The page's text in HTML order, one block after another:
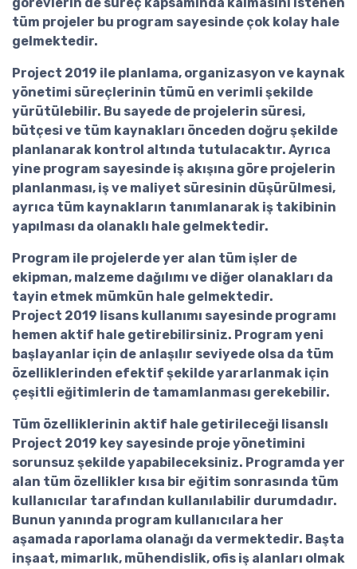
tüm projeler bu program sayesinde çok kolay hale
gelmektedir.
Project 2019 ile planlama, organizasyon ve kaynak
yönetimi süreçlerinin tümü en verimli şekilde
yürütülebilir. Bu sayede de projelerin süresi,
bütçesi ve tüm kaynakları önceden doğru şekilde
planlanarak kontrol altında tutulacaktır. Ayrıca
yine program sayesinde iş akışına göre projelerin
planlanması, iş ve maliyet süresinin düşürülmesi,
ayrıca tüm kaynakların tanımlanarak iş takibinin
yapılması da olanaklı hale gelmektedir.
Program ile projelerde yer alan tüm işler de
ekipman, malzeme dağılımı ve diğer olanakları da
tayin etmek mümkün hale gelmektedir.
Project 2019 lisans kullanımı sayesinde programı
hemen aktif hale getirebilirsiniz. Program yeni
başlayanlar için de anlaşılır seviyede olsa da tüm
özelliklerinden efektif şekilde yararlanmak için
çeşitli eğitimlerin de tamamlanması gerekebilir.
Tüm özelliklerinin aktif hale getirileceği lisanslı
Project 2019 key sayesinde proje yönetimini
sorunsuz şekilde yapabileceksiniz. Programda yer
alan tüm özellikler kısa bir eğitim sonrasında tüm
kullanıcılar tarafından kullanılabilir durumdadır.
Bunun yanında program kullanıcılara her
aşamada raporlama olanağı da vermektedir. Başta
inşaat, mimarlık, mühendislik, ofis iş alanları olmak